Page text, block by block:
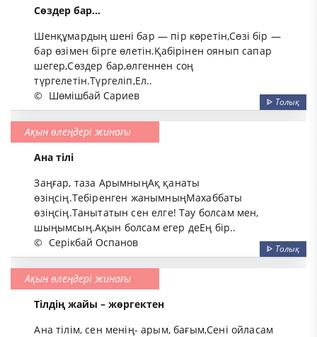
Сөздер бар...
Шенқұмардың шені бар — пір көретін,Сөзі бір —
бар өзімен бірге өлетін.Қабірінен оянып сапар
шегер,Сөздер бар,өлгеннен соң
түргелетін.Түргеліп,Ел..
© Шөмішбай Сариев ᐈ Толық
Ақын өлеңдері жинағы
Ана тілі
Заңғар, таза АрымныңАқ қанаты
өзіңсің.Тебіренген жанымныңМахаббаты
өзіңсің.Танытатын сен елге! Тау болсам мен,
шыңымсың.Ақын болсам егер деЕң бір..
© Серікбай Оспанов ᐈ Толық
Ақын өлеңдері жинағы
Тілдің жайы – жөргектен
Ана тілім, сен менің- арым, бағым,Сені ойласам